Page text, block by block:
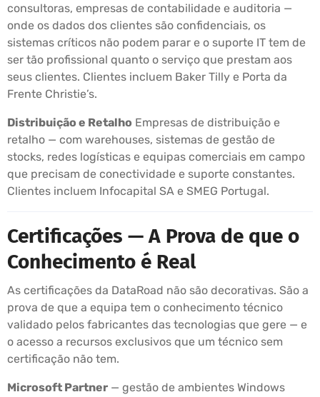
consultoras, empresas de contabilidade e auditoria —
onde os dados dos clientes são confidenciais, os
sistemas críticos não podem parar e o suporte IT tem de
ser tão profissional quanto o serviço que prestam aos
seus clientes. Clientes incluem Baker Tilly e Porta da
Frente Christie’s.
Distribuição e Retalho Empresas de distribuição e
retalho — com warehouses, sistemas de gestão de
stocks, redes logísticas e equipas comerciais em campo
que precisam de conectividade e suporte constantes.
Clientes incluem Infocapital SA e SMEG Portugal.
Certificações — A Prova de que o
Conhecimento é Real
As certificações da DataRoad não são decorativas. São a
prova de que a equipa tem o conhecimento técnico
validado pelos fabricantes das tecnologias que gere — e
o acesso a recursos exclusivos que um técnico sem
certificação não tem.
Microsoft Partner — gestão de ambientes Windows